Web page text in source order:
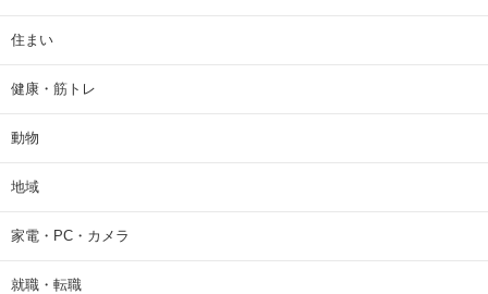
住まい
健康・筋トレ
動物
地域
家電・PC・カメラ
就職・転職